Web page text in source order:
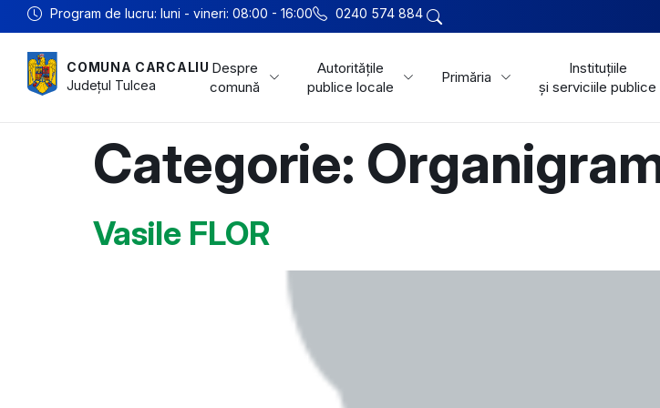
Program de lucru: luni - vineri: 08:00 - 16:00 0240 574 884
COMUNA CARCALIU
Județul Tulcea
Despre
comună
Autoritățile
publice locale
Primăria
Instituțiile
și serviciile publice
Categorie:
Vasile FLOR